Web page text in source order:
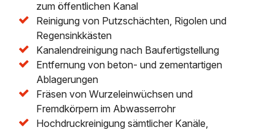
zum öffentlichen Kanal
Reinigung von Putzschächten, Rigolen und
Regensinkkästen
Kanalendreinigung nach Baufertigstellung
Entfernung von beton- und zementartigen
Ablagerungen
Fräsen von Wurzeleinwüchsen und
Fremdkörpern im Abwasserrohr
Hochdruckreinigung sämtlicher Kanäle,